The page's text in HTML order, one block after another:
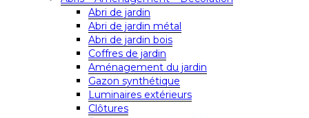
Abri de jardin
Abri de jardin métal
Abri de jardin bois
Coffres de jardin
Aménagement du jardin
Gazon synthétique
Luminaires extérieurs
Clôtures